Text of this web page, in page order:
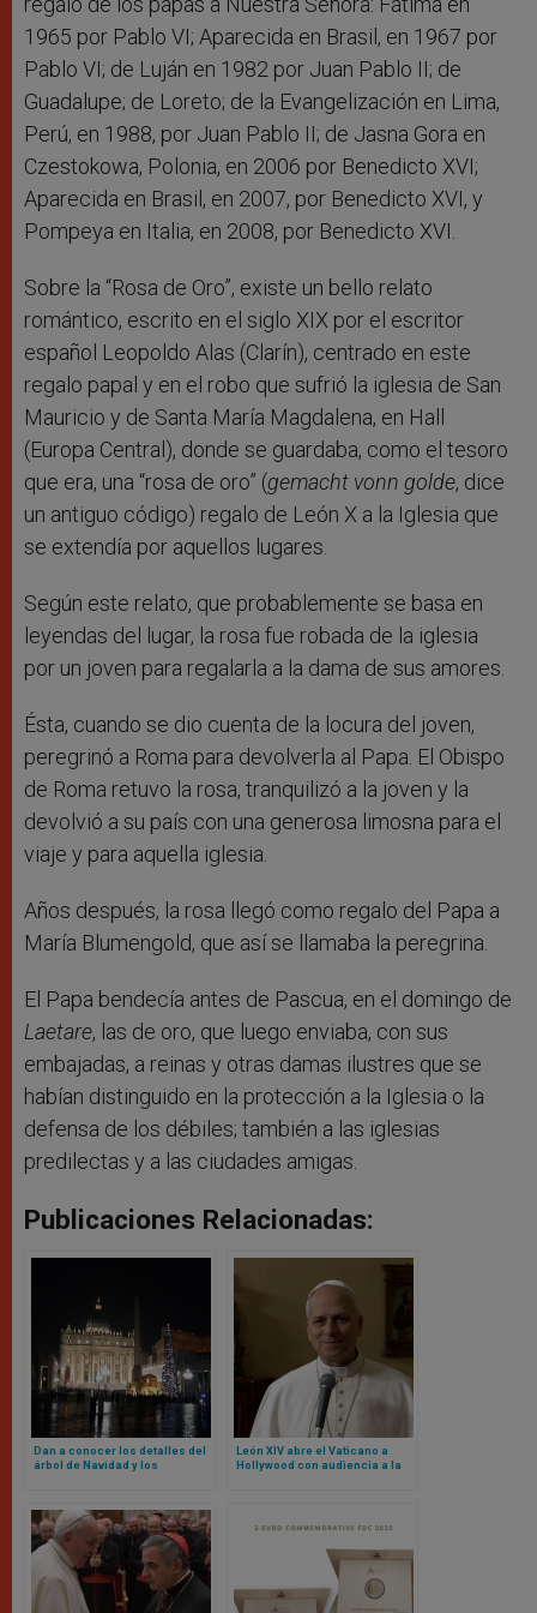
1965 por Pablo VI; Aparecida en Brasil, en 1967 por
Pablo VI; de Luján en 1982 por Juan Pablo II; de
Guadalupe; de Loreto; de la Evangelización en Lima,
Perú, en 1988, por Juan Pablo II; de Jasna Gora en
Czestokowa, Polonia, en 2006 por Benedicto XVI;
Aparecida en Brasil, en 2007, por Benedicto XVI, y
Pompeya en Italia, en 2008, por Benedicto XVI.
Sobre la “Rosa de Oro”, existe un bello relato
romántico, escrito en el siglo XIX por el escritor
español Leopoldo Alas (Clarín), centrado en este
regalo papal y en el robo que sufrió la iglesia de San
Mauricio y de Santa María Magdalena, en Hall
(Europa Central), donde se guardaba, como el tesoro
que era, una “rosa de oro” (gemacht vonn golde, dice
un antiguo código) regalo de León X a la Iglesia que
se extendía por aquellos lugares.
Según este relato, que probablemente se basa en
leyendas del lugar, la rosa fue robada de la iglesia
por un joven para regalarla a la dama de sus amores.
Ésta, cuando se dio cuenta de la locura del joven,
peregrinó a Roma para devolverla al Papa. El Obispo
de Roma retuvo la rosa, tranquilizó a la joven y la
devolvió a su país con una generosa limosna para el
viaje y para aquella iglesia.
Años después, la rosa llegó como regalo del Papa a
María Blumengold, que así se llamaba la peregrina.
El Papa bendecía antes de Pascua, en el domingo de
Laetare, las de oro, que luego enviaba, con sus
embajadas, a reinas y otras damas ilustres que se
habían distinguido en la protección a la Iglesia o la
defensa de los débiles; también a las iglesias
predilectas y a las ciudades amigas.
Publicaciones Relacionadas:
Dan a conocer los detalles del
árbol de Navidad y los
León XIV abre el Vaticano a
Hollywood con audiencia a la